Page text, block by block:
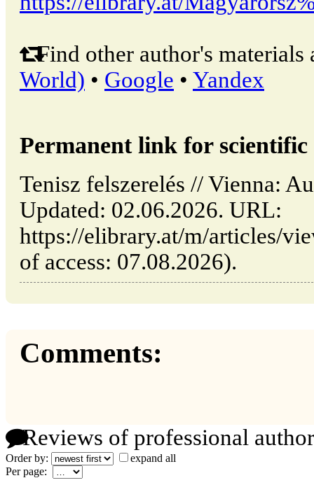
Find other author's materials
World) • Google • Yandex
Permanent link for
Tenisz felszerelés // Vienna:
Updated: 02.06.2026. URL:
https://elibrary.at/m/articles/
of access: 07.08.2026).
Comments:
Reviews of professional
Order by:
expand all
Per page: